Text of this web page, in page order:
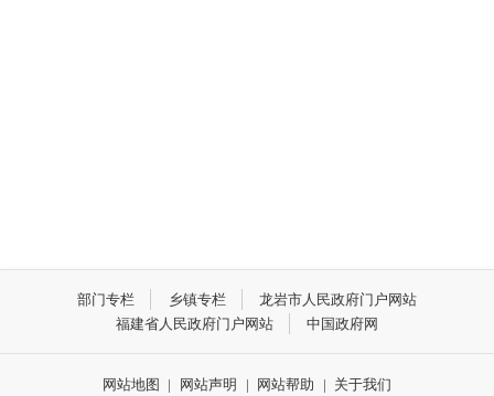
部门专栏 乡镇专栏
龙岩市人民政府门户网站
福建省人民政府门户网站
中国政府网
网站地图 | 网站声明 | 网站帮助 | 关于我们